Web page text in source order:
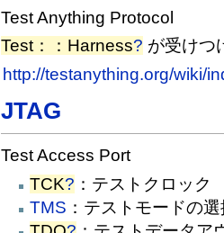
Test Anything Protocol
Test：：Harness? が受けつ
http://testanything.org/wiki/
JTAG
Test Access Port
TCK? ：テストクロック
TMS ：テストモードの